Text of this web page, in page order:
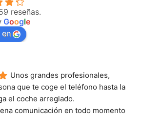
reseñas.
Google
Unos grandes profesionales,
que te coge el teléfono hasta la
el coche arreglado.
comunicación en todo momento